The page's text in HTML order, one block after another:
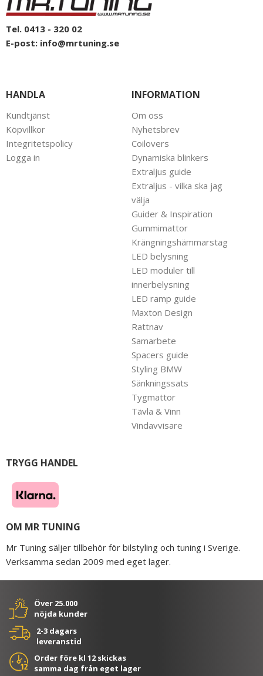
Tel. 0413 - 320 02
E-post: info@mrtuning.se
HANDLA
Kundtjänst
Köpvillkor
Integritetspolicy
Logga in
INFORMATION
Om oss
Nyhetsbrev
Coilovers
Dynamiska blinkers
Extraljus guide
Extraljus - vilka ska jag
välja
Guider & Inspiration
Gummimattor
Krängningshämmarstag
LED belysning
LED moduler till
innerbelysning
LED ramp guide
Maxton Design
Rattnav
Samarbete
Spacers guide
Styling BMW
Sänkningssats
Tygmattor
Tävla & Vinn
Vindavvisare
TRYGG HANDEL
OM MR TUNING
Mr Tuning säljer tillbehör för bilstyling och tuning i Sverige.
Verksamma sedan 2009 med eget lager.
Över 25.000
nöjda kunder
2-3 dagars
leveranstid
Order före kl 12 skickas
samma dag från eget lager